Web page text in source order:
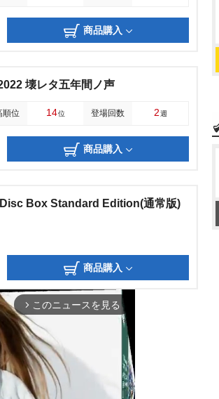
商品購入
壊レタ五年間ノ声
順位 14位 登場回数 2週
商品購入
Box Standard Edition(通常版)
商品購入
arrow_forward_ios このニュースを見る